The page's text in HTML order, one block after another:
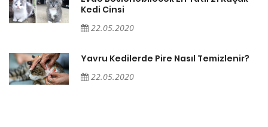
Kedi Cinsi
22.05.2020
Yavru Kedilerde Pire Nasıl Temizlenir?
22.05.2020